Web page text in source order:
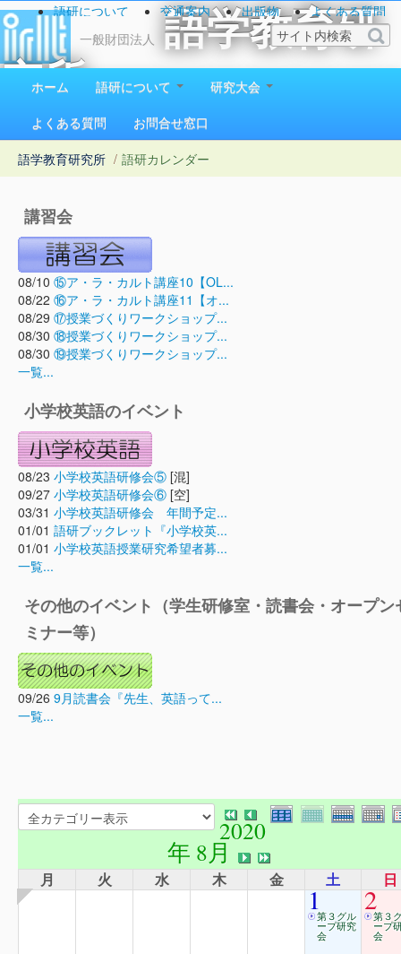
一般財団法人
語学教育研
究所
1923（大正12）年創立
語研について 交通案内 出版物
よくある質問
お問い合わせ
ホーム 語研について
研究大会
よくある質問
お問合せ窓口
語学教育研究所 / 語研カレンダー
講習会
08/10 ⑮ア・ラ・カルト講座10【OL...
08/22 ⑯ア・ラ・カルト講座11【オ...
08/29 ⑰授業づくりワークショップ...
08/30 ⑱授業づくりワークショップ...
08/30 ⑲授業づくりワークショップ...
一覧...
小学校英語のイベント
08/23 小学校英語研修会⑤ [混]
09/27 小学校英語研修会⑥ [空]
03/31 小学校英語研修会 年間予定...
01/01 語研ブックレット『小学校英...
01/01 小学校英語授業研究希望者募...
一覧...
その他のイベント（学生研修室・読書会・オープン
ミナー等）
09/26 9月読書会『先生、英語って...
一覧...
2020
年 8月
月 火 水 木 金 土 日
1第３グル
ープ研究
会
2第３
ープ
会